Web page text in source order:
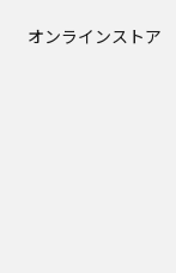
オンラインストア